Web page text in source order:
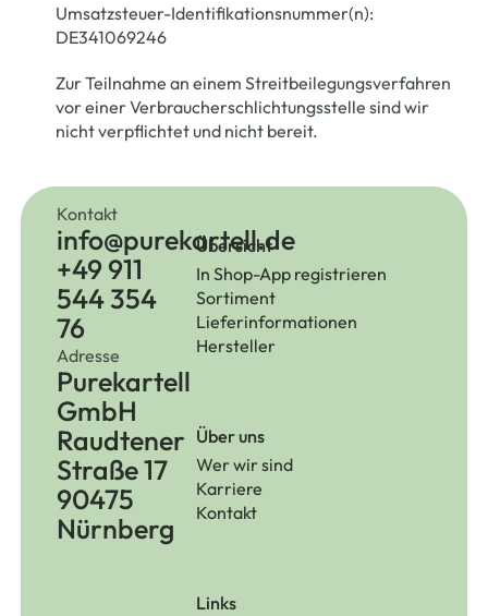
Umsatzsteuer-Identifikationsnummer(n):
DE341069246
Zur Teilnahme an einem Streitbeilegungsverfahren
vor einer Verbraucherschlichtungsstelle sind wir
nicht verpflichtet und nicht bereit.
Kontakt
info@purekartell.de
+49 911
544 354
76
Adresse
Purekartell
GmbH
Raudtener
Straße 17
90475
Nürnberg
Übersicht
In Shop-App registrieren
Sortiment
Lieferinformationen
Hersteller
Über uns
Wer wir sind
Karriere
Kontakt
Links